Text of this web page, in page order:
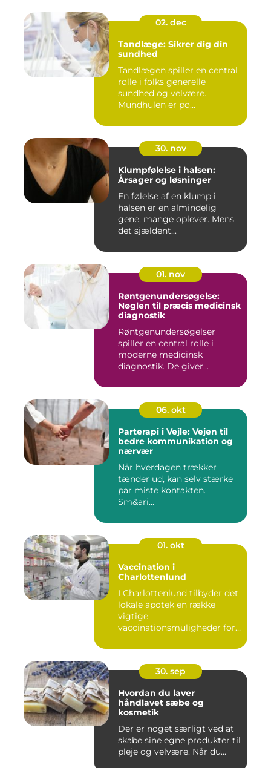
02. dec
Tandlæge: Sikrer dig din
sundhed
Tandlægen spiller en central
rolle i folks generelle
sundhed og velvære.
Mundhulen er po...
30. nov
Klumpfølelse i halsen:
Årsager og løsninger
En følelse af en klump i
halsen er en almindelig
gene, mange oplever. Mens
det sjældent...
01. nov
Røntgenundersøgelse:
Nøglen til præcis medicinsk
diagnostik
Røntgenundersøgelser
spiller en central rolle i
moderne medicinsk
diagnostik. De giver...
06. okt
Parterapi i Vejle: Vejen til
bedre kommunikation og
nærvær
Når hverdagen trækker
tænder ud, kan selv stærke
par miste kontakten.
Sm&ari...
01. okt
Vaccination i
Charlottenlund
I Charlottenlund tilbyder det
lokale apotek en række
vigtige
vaccinationsmuligheder for
30. sep
Hvordan du laver
håndlavet sæbe og
kosmetik
Der er noget særligt ved at
skabe sine egne produkter til
pleje og velvære. Når du...